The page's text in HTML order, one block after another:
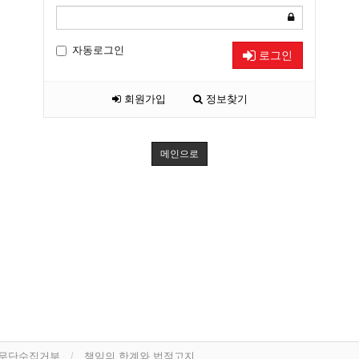
자동로그인 로그인
회원가입 정보찾기
메인으로
단수집거부 책임의 한계와 법적고지